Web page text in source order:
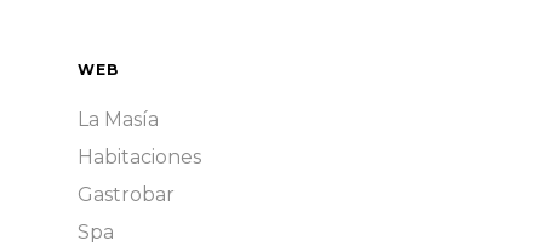
WEB
La Masía
Habitaciones
Gastrobar
Spa